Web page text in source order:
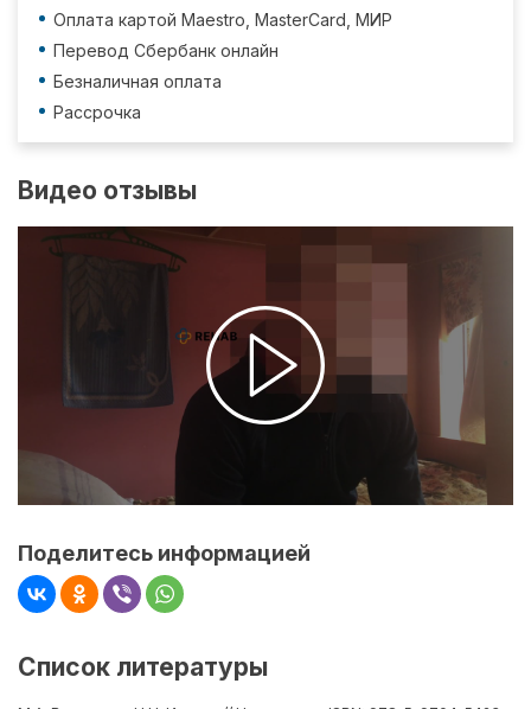
Оплата картой Maestro, MasterCard, МИР
Перевод Сбербанк онлайн
Безналичная оплата
Рассрочка
Видео отзывы
Поделитесь информацией
Список литературы